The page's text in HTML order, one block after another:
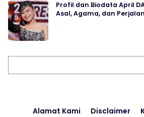
Profil dan Biodata April
Asal, Agama, dan
Alamat Kami Disclaimer